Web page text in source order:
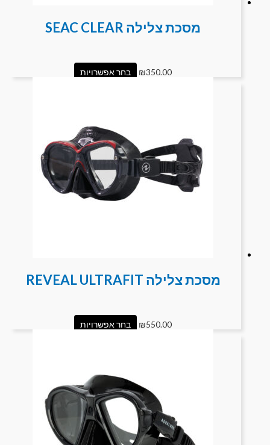
מסכת צלילה SEAC CLEAR
₪350.00 בחר אפשרויות
מסכת צלילה REVEAL ULTRAFIT
₪550.00 בחר אפשרויות